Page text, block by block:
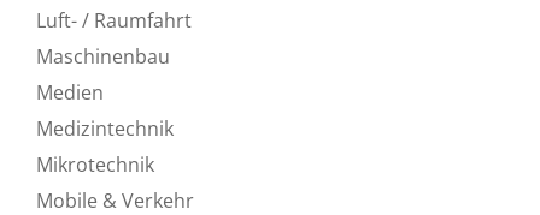
Luft- / Raumfahrt
Maschinenbau
Medien
Medizintechnik
Mikrotechnik
Mobile & Verkehr